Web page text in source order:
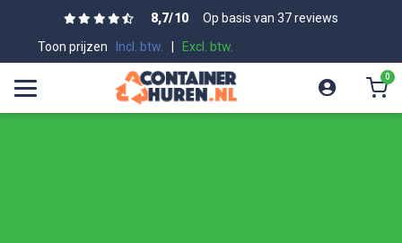
8,7/10
Op basis van 37 reviews
Toon prijzen
Incl. btw. Excl. btw.
0